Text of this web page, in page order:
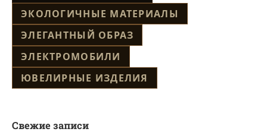
ЭКОЛОГИЧНЫЕ МАТЕРИАЛЫ
ЭЛЕГАНТНЫЙ ОБРАЗ
ЭЛЕКТРОМОБИЛИ
ЮВЕЛИРНЫЕ ИЗДЕЛИЯ
Свежие записи